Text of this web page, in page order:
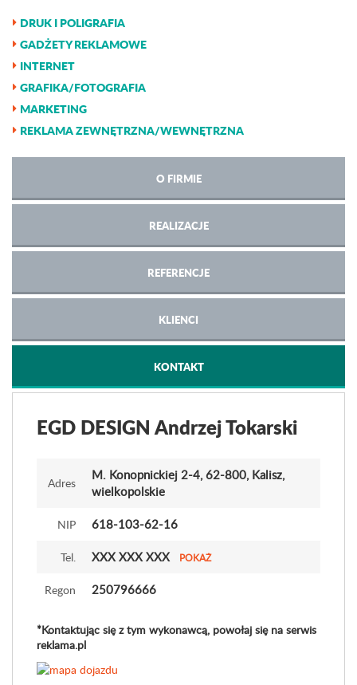
DRUK I POLIGRAFIA
GADŻETY REKLAMOWE
INTERNET
GRAFIKA/FOTOGRAFIA
MARKETING
REKLAMA ZEWNĘTRZNA/WEWNĘTRZNA
O FIRMIE
REALIZACJE
REFERENCJE
KLIENCI
KONTAKT
EGD DESIGN Andrzej Tokarski
Adres
M. Konopnickiej 2-4, 62-800, Kalisz,
wielkopolskie
NIP 618-103-62-16
Tel. XXX XXX XXX POKAŻ
Regon 250796666
*Kontaktując się z tym wykonawcą, powołaj się na serwis
reklama.pl